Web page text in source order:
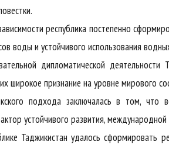
республика постепенно
воды и устойчивого использования
дипломатической
широкое признание на уровне мирового
подхода заключалась в том, что
устойчивого развития,
Таджикистан удалось